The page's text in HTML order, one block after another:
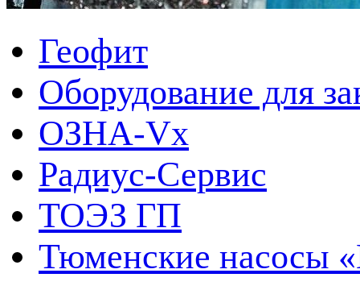
Геофит
Оборудование для
ОЗНА-Vx
Радиус-Сервис
ТОЭЗ ГП
Тюменские насосы